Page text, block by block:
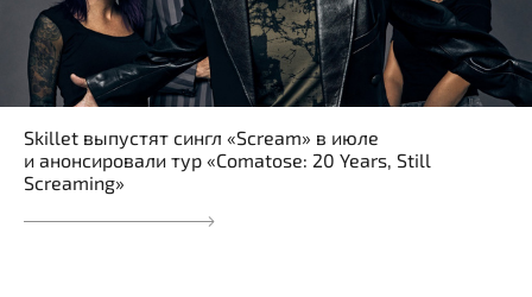
Skillet выпустят сингл «Scream» в июле
и анонсировали тур «Comatose: 20 Years, Still
Screaming»